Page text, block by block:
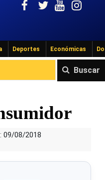
Deportes Económicas
Buscar
09/08/2018